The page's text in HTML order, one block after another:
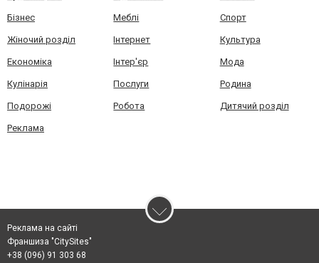
Бізнес Меблі Спорт
Жіночий розділ Інтернет Культура
Економіка Інтер'єр Мода
Кулінарія Послуги Родина
Подорожі Робота Дитячий розділ
Реклама
Реклама на сайті
Франшиза "CitySites"
+38 (096) 91 303 68